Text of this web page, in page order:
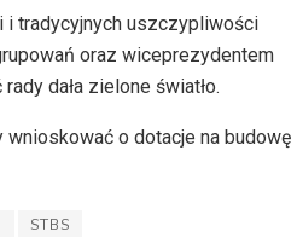
i tradycyjnych uszczypliwości
oraz wiceprezydentem
dała zielone światło.
wnioskować o dotacje na budowę
STBS